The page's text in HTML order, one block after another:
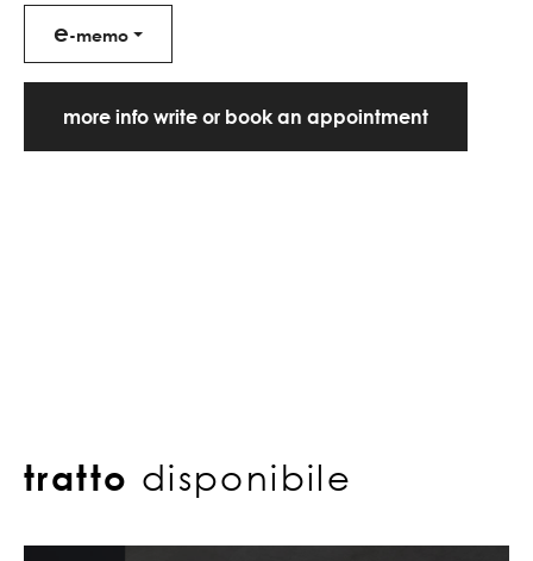
e-memo
more info write or book an appointment
tratto disponibile